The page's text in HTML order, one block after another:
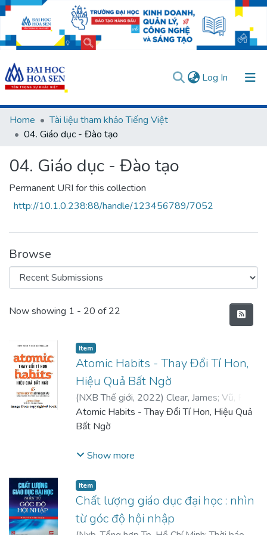
Log In (current)
Communities & Collections
All of DSpace
Statistics
User guides
Usage rules
Verify account
Home
Tài liệu tham khảo Tiếng Việt
04. Giáo dục - Đào tạo
04. Giáo dục - Đào tạo
Permanent URI for this collection
http://10.1.0.238:88/handle/123456789/7052
Browse
Recent Submissions
Now showing 1 - 20 of 22
Item
Atomic Habits - Thay Đổi Tí Hon,
Hiệu Quả Bất Ngờ
(NXB Thế giới, 2022) Clear, James; Vũ, Phi
Yên;Trần, Quỳnh Như
Atomic Habits - Thay Đổi Tí Hon, Hiệu Quả
Bất Ngờ
• Wall Street Journal Bestseller, USA
Bestseller
• Nằm trong Top 20 tựa sách thể loại non-
fiction bán chạy và được tìm đọc nhiều nhất
của Amazon suốt 40 tuần tính đến tháng
Show more
Item
Chất lượng giáo dục đại học : nhìn
từ góc độ hội nhập